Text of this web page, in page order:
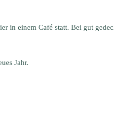
in einem Café statt. Bei gut
Jahr.